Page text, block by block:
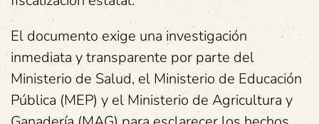
El documento exige una investigación
inmediata y transparente por parte del
Ministerio de Salud, el Ministerio de Educación
Pública (MEP) y el Ministerio de Agricultura y